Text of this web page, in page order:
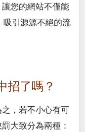
您的網站不僅能
吸引源源不絕的流
招了嗎？
，若不小心有可
大致分為兩種：